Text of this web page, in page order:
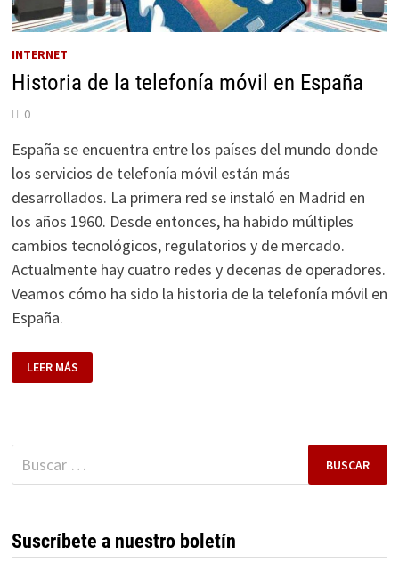
INTERNET
Historia de la telefonía móvil en España
0
España se encuentra entre los países del mundo donde
los servicios de telefonía móvil están más
desarrollados. La primera red se instaló en Madrid en
los años 1960. Desde entonces, ha habido múltiples
cambios tecnológicos, regulatorios y de mercado.
Actualmente hay cuatro redes y decenas de operadores.
Veamos cómo ha sido la historia de la telefonía móvil en
España.
HISTORIA
DE
LA
LEER MÁS
Buscar:
Suscríbete a nuestro boletín